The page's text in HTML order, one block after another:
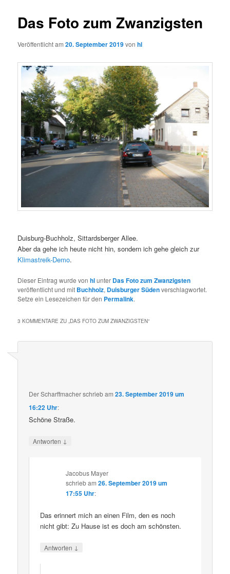
Das Foto zum Zwanzigsten
Veröffentlicht am20. September 2019vonhl
Duisburg-Buchholz, Sittardsberger Allee.
Aber da gehe ich heute nicht hin, sondern ich gehe gleich zur
Klimastreik-Demo.
Dieser Eintrag wurde vonhlunter Das Foto zum Zwanzigsten
veröffentlicht und mit Buchholz, Duisburger Südenverschlagwortet.
Setze ein Lesezeichen für den Permalink.
3 KOMMENTARE ZU „DAS FOTO ZUM ZWANZIGSTEN“
Der Scharffmacherschriebam23. September 2019 um
16:22 Uhr:
Schöne Straße.
Antworten ↓
Jacobus Mayer
schriebam26. September 2019 um
17:55 Uhr:
Das erinnert mich an einen Film, den es noch
nicht gibt: Zu Hause ist es doch am schönsten.
Antworten ↓